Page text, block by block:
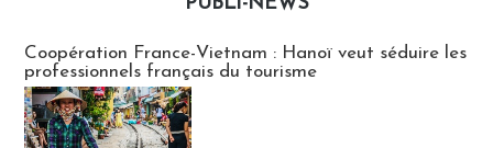
Coopération France-Vietnam : Hanoï veut séduire les
professionnels français du tourisme